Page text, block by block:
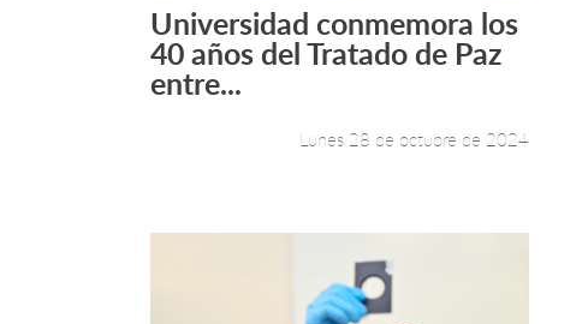
Leer más +
Universidad conmemora los
40 años del Tratado de Paz
entre...
Lunes 28 de octubre de 2024